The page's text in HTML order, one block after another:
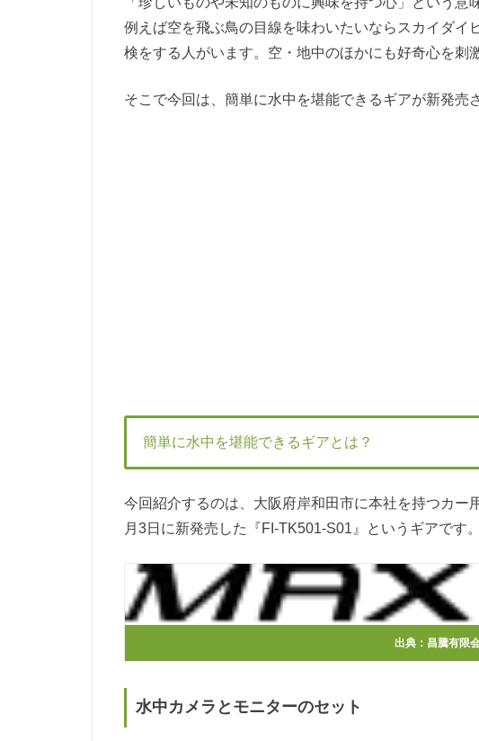
例えば空を飛ぶ鳥の目線を味わいたいならスカイダイ
検をする人がいます。空・地中のほかにも好奇心を刺
そこで今回は、簡単に水中を堪能できるギアが新発売
簡単に水中を堪能できるギアとは？
今回紹介するのは、大阪府岸和田市に本社を持つカ
月3日に新発売した『FI-TK501-S01』というギアです。
出典：昌騰有限
水中カメラとモニターのセット